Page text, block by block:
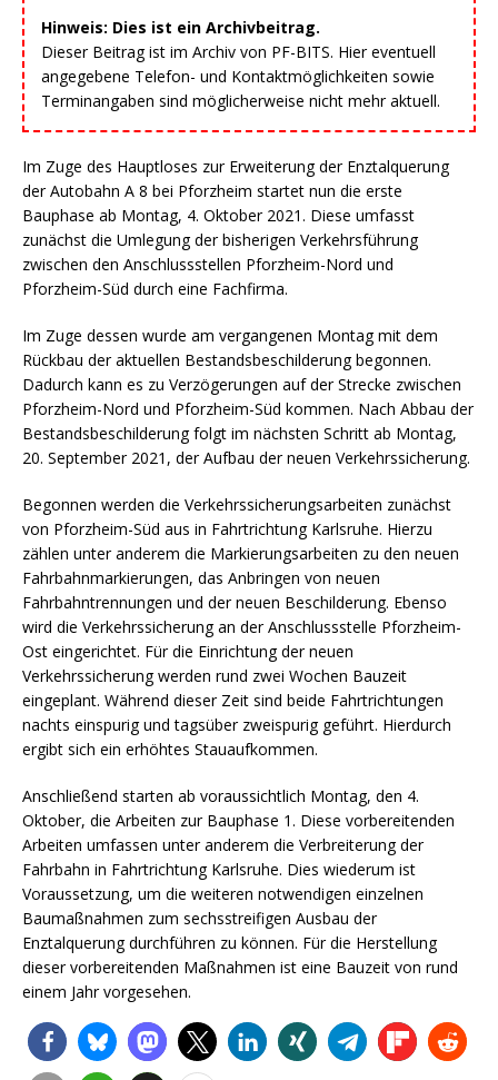
Hinweis: Dies ist ein Archivbeitrag.
Dieser Beitrag ist im Archiv von PF-BITS. Hier eventuell
angegebene Telefon- und Kontaktmöglichkeiten sowie
Terminangaben sind möglicherweise nicht mehr aktuell.
Im Zuge des Hauptloses zur Erweiterung der Enztalquerung
der Autobahn A 8 bei Pforzheim startet nun die erste
Bauphase ab Montag, 4. Oktober 2021. Diese umfasst
zunächst die Umlegung der bisherigen Verkehrsführung
zwischen den Anschlussstellen Pforzheim-Nord und
Pforzheim-Süd durch eine Fachfirma.
Im Zuge dessen wurde am vergangenen Montag mit dem
Rückbau der aktuellen Bestandsbeschilderung begonnen.
Dadurch kann es zu Verzögerungen auf der Strecke zwischen
Pforzheim-Nord und Pforzheim-Süd kommen. Nach Abbau der
Bestandsbeschilderung folgt im nächsten Schritt ab Montag,
20. September 2021, der Aufbau der neuen Verkehrssicherung.
Begonnen werden die Verkehrssicherungsarbeiten zunächst
von Pforzheim-Süd aus in Fahrtrichtung Karlsruhe. Hierzu
zählen unter anderem die Markierungsarbeiten zu den neuen
Fahrbahnmarkierungen, das Anbringen von neuen
Fahrbahntrennungen und der neuen Beschilderung. Ebenso
wird die Verkehrssicherung an der Anschlussstelle Pforzheim-
Ost eingerichtet. Für die Einrichtung der neuen
Verkehrssicherung werden rund zwei Wochen Bauzeit
eingeplant. Während dieser Zeit sind beide Fahrtrichtungen
nachts einspurig und tagsüber zweispurig geführt. Hierdurch
ergibt sich ein erhöhtes Stauaufkommen.
Anschließend starten ab voraussichtlich Montag, den 4.
Oktober, die Arbeiten zur Bauphase 1. Diese vorbereitenden
Arbeiten umfassen unter anderem die Verbreiterung der
Fahrbahn in Fahrtrichtung Karlsruhe. Dies wiederum ist
Voraussetzung, um die weiteren notwendigen einzelnen
Baumaßnahmen zum sechsstreifigen Ausbau der
Enztalquerung durchführen zu können. Für die Herstellung
dieser vorbereitenden Maßnahmen ist eine Bauzeit von rund
einem Jahr vorgesehen.